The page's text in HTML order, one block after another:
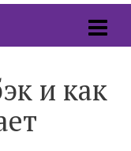
и как